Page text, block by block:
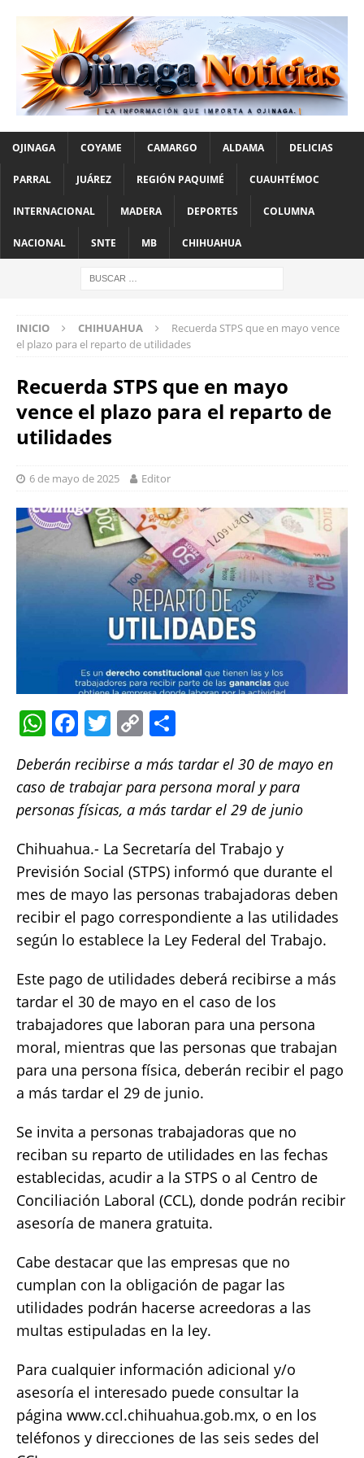
OJINAGA COYAME CAMARGO ALDAMA DELICIAS
PARRAL JUÁREZ REGIÓN PAQUIMÉ CUAUHTÉMOC
INTERNACIONAL MADERA DEPORTES COLUMNA
NACIONAL SNTE MB CHIHUAHUA
INICIO CHIHUAHUA
Recuerda STPS que en mayo vence
el plazo para el reparto de utilidades
Recuerda STPS que en mayo
vence el plazo para el reparto de
utilidades
6 de mayo de 2025 Editor
W
h
at
s
A
p
p
F
c
e
b
o
o
k
T
it
te
r
C
p
y
Li
n
k
a
re
Deberán recibirse a más tardar el 30 de mayo en
caso de trabajar para persona moral y para
personas físicas, a más tardar el 29 de junio
Chihuahua.- La Secretaría del Trabajo y
Previsión Social (STPS) informó que durante el
mes de mayo las personas trabajadoras deben
recibir el pago correspondiente a las utilidades
según lo establece la Ley Federal del Trabajo.
Este pago de utilidades deberá recibirse a más
tardar el 30 de mayo en el caso de los
trabajadores que laboran para una persona
moral, mientras que las personas que trabajan
para una persona física, deberán recibir el pago
a más tardar el 29 de junio.
Se invita a personas trabajadoras que no
reciban su reparto de utilidades en las fechas
establecidas, acudir a la STPS o al Centro de
Conciliación Laboral (CCL), donde podrán recibir
asesoría de manera gratuita.
Cabe destacar que las empresas que no
cumplan con la obligación de pagar las
utilidades podrán hacerse acreedoras a las
multas estipuladas en la ley.
Para cualquier información adicional y/o
asesoría el interesado puede consultar la
página www.ccl.chihuahua.gob.mx, o en los
teléfonos y direcciones de las seis sedes del